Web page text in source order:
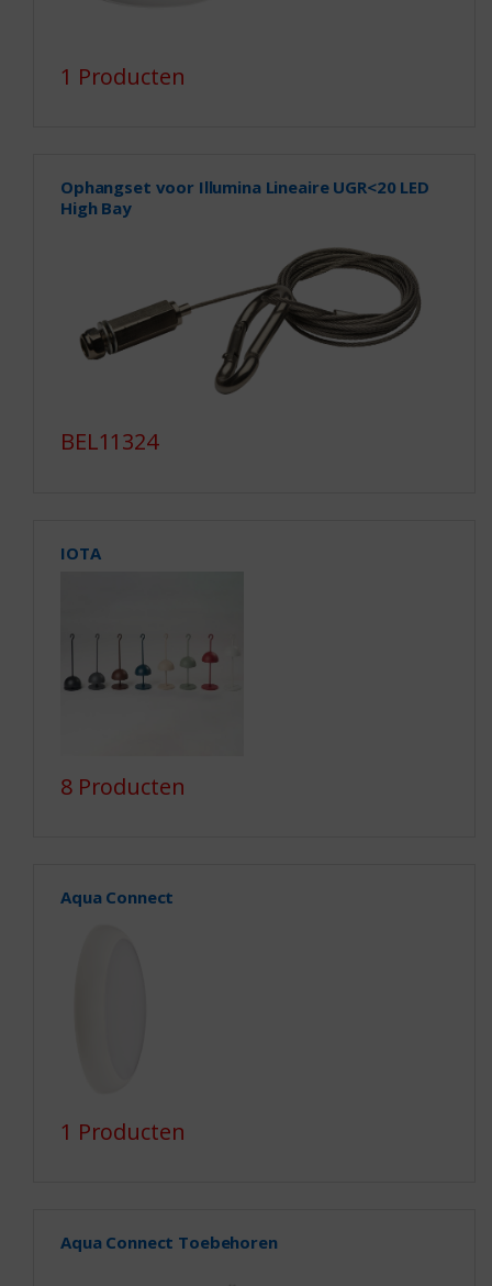
1 Producten
Ophangset voor Illumina Lineaire UGR<20 LED
High Bay
BEL11324
IOTA
8 Producten
Aqua Connect
1 Producten
Aqua Connect Toebehoren